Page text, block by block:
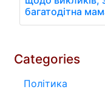
багатодітна
Categories
Політика